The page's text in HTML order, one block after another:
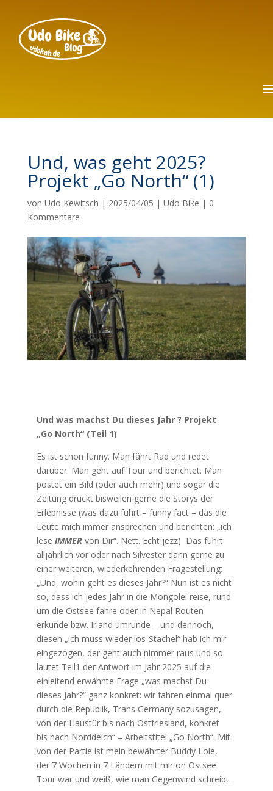
Und, was geht 2025?
Projekt „Go North“ (1)
von Udo Kewitsch | 2025/04/05 | Udo Bike | 0
Kommentare
Und was machst Du dieses Jahr ? Projekt
„Go North“ (Teil 1)
Es ist schon funny. Man fährt Rad und redet
darüber. Man geht auf Tour und berichtet. Man
postet ein Bild (oder auch mehr) und sogar die
Zeitung druckt bisweilen gerne die Storys der
Erlebnisse (was dazu führt – funny fact – das die
Leute mich immer ansprechen und berichten: „ich
lese IMMER von Dir“. Nett. Echt jezz) Das führt
alljährlich vor oder nach Silvester dann gerne zu
einer weiteren, wiederkehrenden Fragestellung:
„Und, wohin geht es dieses Jahr?“ Nun ist es nicht
so, dass ich jedes Jahr in die Mongolei reise, rund
um die Ostsee fahre oder in Nepal Routen
erkunde bzw. Irland umrunde – und dennoch,
diesen „ich muss wieder los-Stachel“ hab ich mir
eingezogen, der geht auch nimmer raus und so
lautet Teil1 der Antwort im Jahr 2025 auf die
einleitend erwähnte Frage „was machst Du
dieses Jahr?“ ganz konkret: wir fahren einmal quer
durch die Republik, Trans Germany sozusagen,
von der Haustür bis nach Ostfriesland, konkret
bis nach Norddeich“ – Arbeitstitel „Go North“. Mit
von der Partie ist mein bewährter Buddy Lole,
der 7 Wochen in 7 Ländern mit mir on Ostsee
Tour war und weiß, wie man Gegenwind schreibt.